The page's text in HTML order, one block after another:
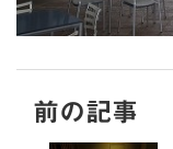
前の記事